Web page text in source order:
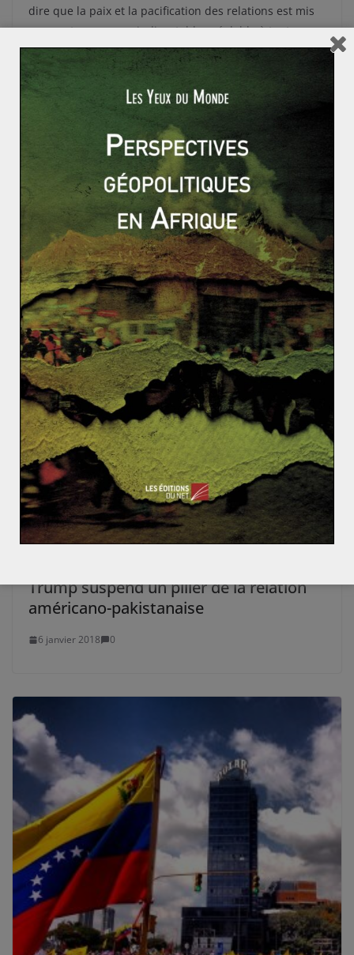
dire que la paix et la pacification des relations est mis
en avant comme un indiscutable préalable à toute
candidature sérieuse (ou sérieusement examinée).
L’évolution des négociations futures sera ainsi un bon
indicateur de l’état du soft power de l’Union.
Les Malouines : un référendum inutile ?
Une certaine réalité de la Chinafrique au Congo
Tensions entre l’Australie et l’Indonésie
sur fond de lutte contre l’immigration ?
29 juin 2013 0
Trump suspend un pilier de la relation
américano-pakistanaise
6 janvier 2018 0